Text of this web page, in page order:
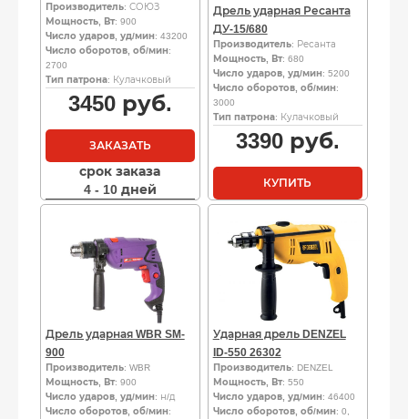
Производитель: СОЮЗ
Мощность, Вт: 900
Число ударов, уд/мин: 43200
Число оборотов, об/мин:
2700
Тип патрона: Кулачковый
3450руб.
ЗАКАЗАТЬ
срок заказа
4 - 10 дней
Дрель ударная Ресанта
ДУ-15/680
Производитель: Ресанта
Мощность, Вт: 680
Число ударов, уд/мин: 5200
Число оборотов, об/мин:
3000
Тип патрона: Кулачковый
3390руб.
КУПИТЬ
Дрель ударная WBR SM-
900
Производитель: WBR
Мощность, Вт: 900
Число ударов, уд/мин: н/д
Число оборотов, об/мин:
Ударная дрель DENZEL
ID-550 26302
Производитель: DENZEL
Мощность, Вт: 550
Число ударов, уд/мин: 46400
Число оборотов, об/мин: 0,